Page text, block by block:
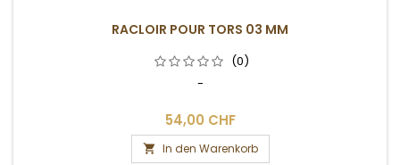
RACLOIR POUR TORS 03 MM
(0)
-
54,00 CHF
 In den Warenkorb